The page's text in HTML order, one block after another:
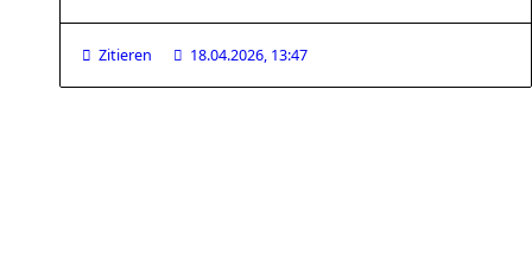
Zitieren 18.04.2026, 13:47